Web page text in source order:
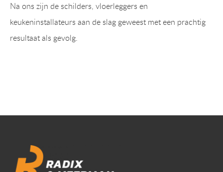
Na ons zijn de schilders, vloerleggers en
keukeninstallateurs aan de slag geweest met een prachtig
resultaat als gevolg.